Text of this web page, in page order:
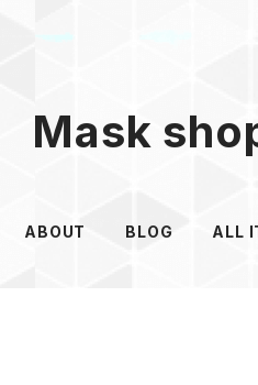
Mask
ABOUT BLOG ALL